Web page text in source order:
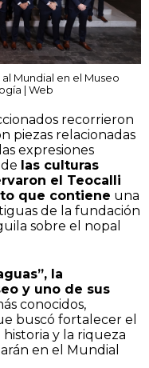
Mundial en el Museo
| Web
recorrieron
piezas relacionadas
expresiones
las culturas
el Teocalli
que contiene una
de la fundación
sobre el nopal
la
y uno de sus
conocidos,
buscó fortalecer el
y la riqueza
en el Mundial